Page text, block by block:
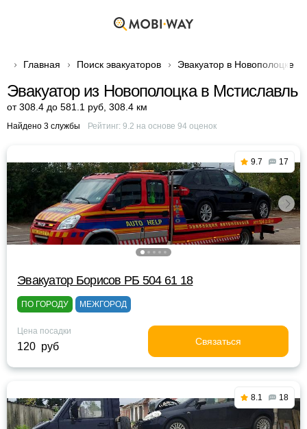
Главная Поиск эвакуаторов Эвакуатор в Новополоцке
Эвакуатор из Новополоцка в Мстиславль
от 308.4 до 581.1 руб 308.4 км
Найдено 3 службы Рейтинг: 9.2 на основе 94оценок
9.7 17
Эвакуатор Борисов РБ 504 61 18
ПО ГОРОДУ МЕЖГОРОД
Цена посадки
120 руб Связаться
8.1 18